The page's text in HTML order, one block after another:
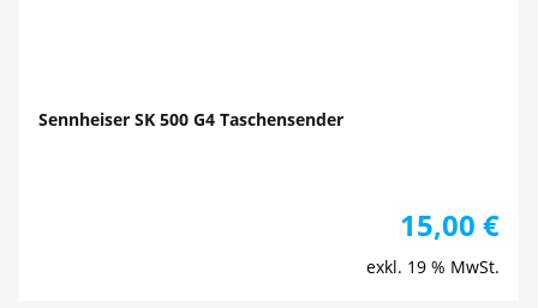
Sennheiser SK 500 G4 Taschensender
15,00 €
exkl. 19 % MwSt.